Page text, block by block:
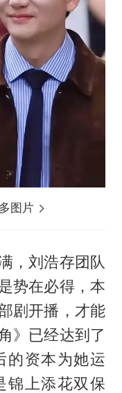
图片
，刘浩存团队
势在必得，本
剧开播，才能
》已经达到了
的资本为她运
锦上添花双保